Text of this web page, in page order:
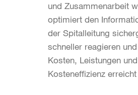
und Zusammenarbeit
optimiert den
der Spitalleitung
schneller reagieren
Kosten, Leistungen
Kosteneffizienz